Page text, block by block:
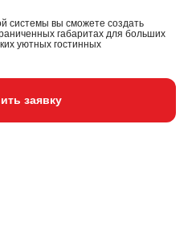
системы вы сможете создать
габаритах для больших
уютных гостинных
заявку